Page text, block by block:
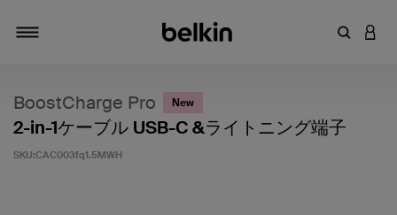
キーワアカ
BoostCharge Pro New
2-in-1ケーブル USB-C &ライトニング端子
SKU:CAC003fq1.5MWH